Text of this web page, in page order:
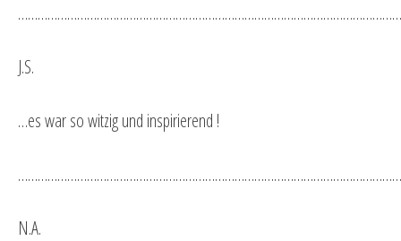
J.S.
…es war so witzig und inspirierend !
N.A.